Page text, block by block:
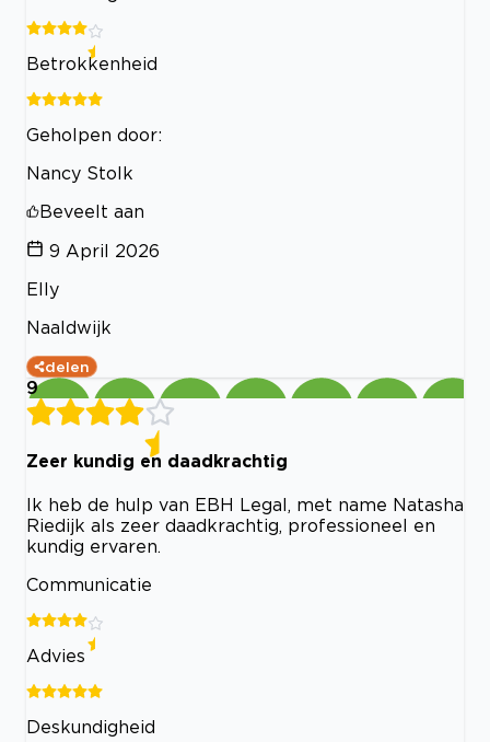
Betrokkenheid
Geholpen door:
Nancy Stolk
Beveelt aan
9 April 2026
Elly
Naaldwijk
delen
9
Zeer kundig en daadkrachtig
Ik heb de hulp van EBH Legal, met name Natasha
Riedijk als zeer daadkrachtig, professioneel en
kundig ervaren.
Communicatie
Advies
Deskundigheid